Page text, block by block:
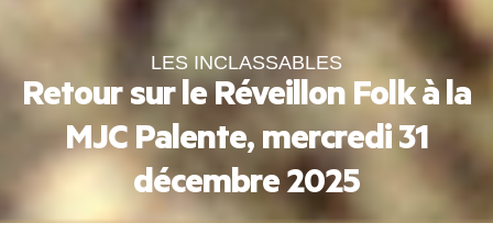
LES INCLASSABLES
Retour sur le Réveillon Folk à la
MJC Palente, mercredi 31
décembre 2025